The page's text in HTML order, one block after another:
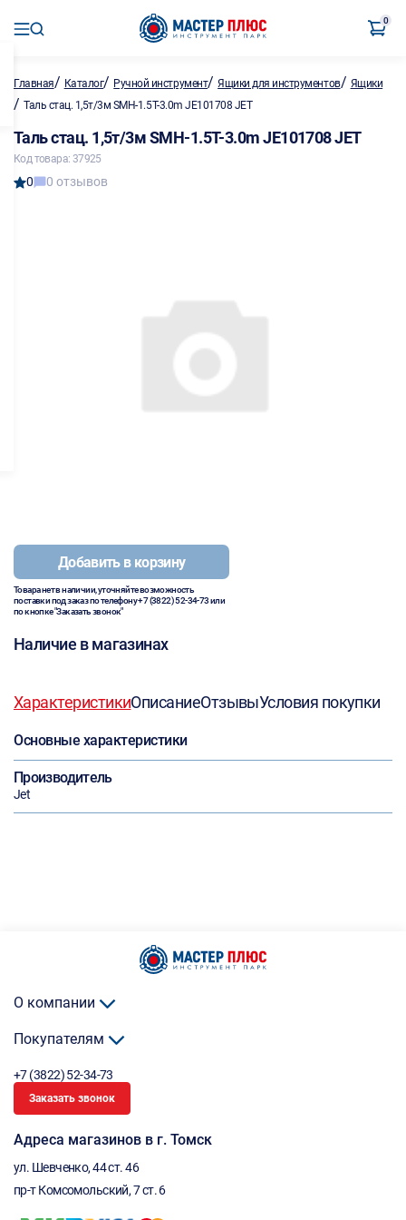
0
Главная/ Каталог/ Ручной инструмент/Ящики для инструментов/ Ящики
/ Таль стац. 1,5т/3м SMH-1.5T-3.0m JE101708 JET
Таль стац. 1,5т/3м SMH-1.5T-3.0m JE101708 JET
Код товара: 37925
0 0 отзывов
Добавить в корзину
Товара нет в наличии, уточняйте возможность
поставки под заказ по телефону+7 (3822) 52-34-73или
по кнопке "Заказать звонок"
Наличие в магазинах
ХарактеристикиОписаниеОтзывыУсловия покупки
Основные характеристики
Производитель
Jet
О компании
Покупателям
+7 (3822) 52-34-73
Заказать звонок
Адреса магазинов в г. Томск
ул. Шевченко, 44 ст. 46
пр-т Комсомольский, 7 ст. 6